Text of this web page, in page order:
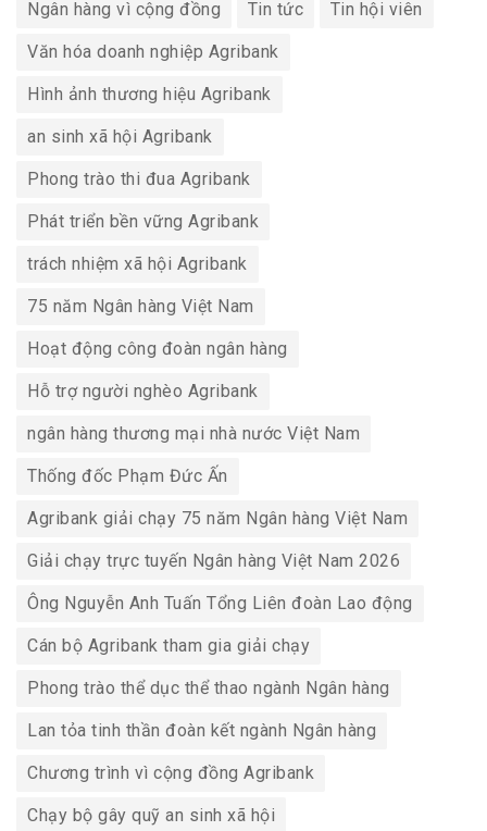
Ngân hàng vì cộng đồng Tin tức Tin hội viên
Văn hóa doanh nghiệp Agribank
Hình ảnh thương hiệu Agribank
an sinh xã hội Agribank
Phong trào thi đua Agribank
Phát triển bền vững Agribank
trách nhiệm xã hội Agribank
75 năm Ngân hàng Việt Nam
Hoạt động công đoàn ngân hàng
Hỗ trợ người nghèo Agribank
ngân hàng thương mại nhà nước Việt Nam
Thống đốc Phạm Đức Ấn
Agribank giải chạy 75 năm Ngân hàng Việt Nam
Giải chạy trực tuyến Ngân hàng Việt Nam 2026
Ông Nguyễn Anh Tuấn Tổng Liên đoàn Lao động
Cán bộ Agribank tham gia giải chạy
Phong trào thể dục thể thao ngành Ngân hàng
Lan tỏa tinh thần đoàn kết ngành Ngân hàng
Chương trình vì cộng đồng Agribank
Chạy bộ gây quỹ an sinh xã hội